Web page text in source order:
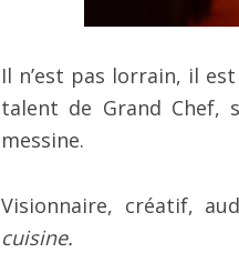
Il n’est pas lorrain, il est
talent de Grand Chef,
messine.
Visionnaire, créatif,
cuisine.